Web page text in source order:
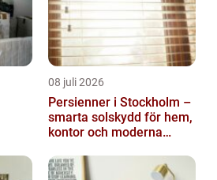
08 juli 2026
Persienner i Stockholm –
smarta solskydd för hem,
kontor och moderna